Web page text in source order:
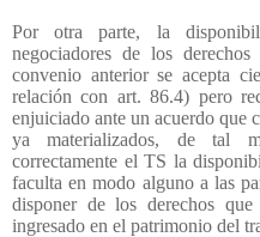
Por otra parte, la
negociadores de los
convenio anterior se acepta
relación con art. 86.4) pero
enjuiciado ante un acuerdo que
ya materializados, de tal
correctamente el TS la
faculta en modo alguno a las
disponer de los derechos
ingresado en el patrimonio del